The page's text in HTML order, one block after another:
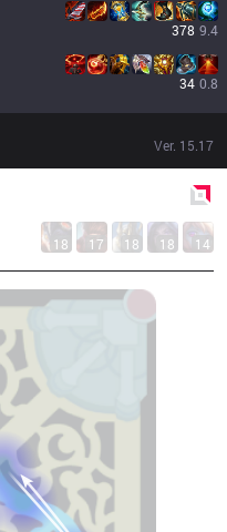
378 9.4
34 0.8
Ver. 15.17
18 17 18 18 14